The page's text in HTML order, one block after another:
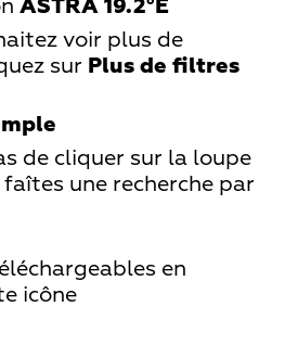
ASTRA 19.2°E
voir plus de
sur Plus de filtres
de cliquer sur la loupe
une recherche par
en
icône